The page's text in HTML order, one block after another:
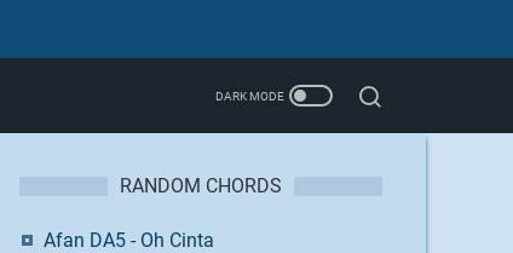
RANDOM CHORDS
Afan DA5 - Oh Cinta